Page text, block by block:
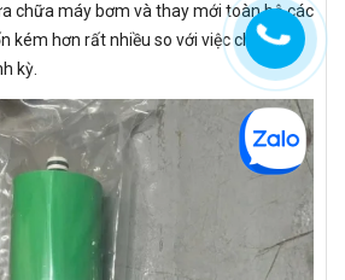
chữa máy bơm và thay mới toàn bộ các
kém hơn rất nhiều so với việc chỉ thay
kỳ.